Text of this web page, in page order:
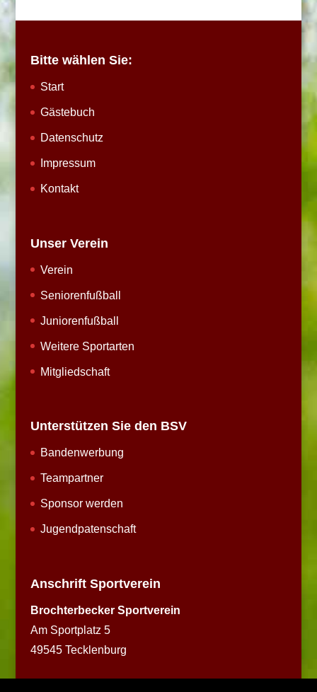
Bitte wählen Sie:
Start
Gästebuch
Datenschutz
Impressum
Kontakt
Unser Verein
Verein
Seniorenfußball
Juniorenfußball
Weitere Sportarten
Mitgliedschaft
Unterstützen Sie den BSV
Bandenwerbung
Teampartner
Sponsor werden
Jugendpatenschaft
Anschrift Sportverein
Brochterbecker Sportverein
Am Sportplatz 5
49545 Tecklenburg